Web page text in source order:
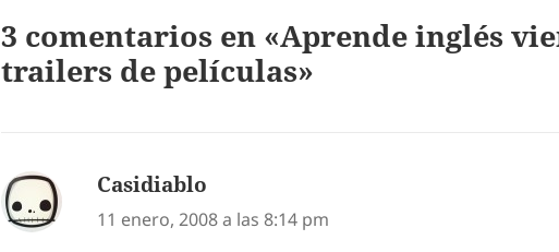
3 comentarios en «Aprende inglés
trailers de películas»
Casidiablo
11 enero, 2008 a las 8:14 pm